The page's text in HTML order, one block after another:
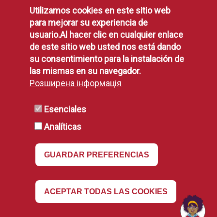
Política de Privacidad
Aviso Legal
Disponibilidad
Declaración de Accesibilidad
Política de Cookies
Utilizamos cookies en este sitio web
para mejorar su experiencia de
usuario.Al hacer clic en cualquier enlace
de este sitio web usted nos está dando
su consentimiento para la instalación de
las mismas en su navegador.
Розширена інформація
Esenciales
Analíticas
GUARDAR PREFERENCIAS
ACEPTAR TODAS LAS COOKIES